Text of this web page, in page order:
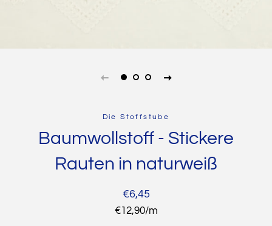
Die Stoffstube
Baumwollstoff - Stickere
Rauten in naturweiß
Normaler
Preis
Sonderpreis
€6,45
Stückpreis
€12,90/pro
m